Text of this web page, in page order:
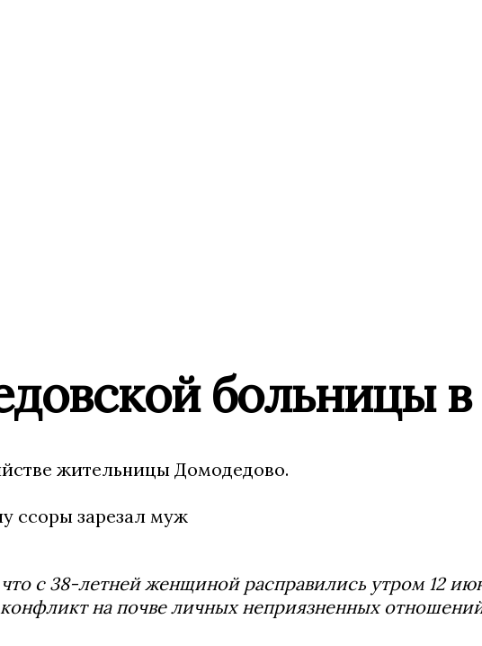
больницы
жительницы Домодедово.
с 38-летней женщиной расправились утром 12
на почве личных неприязненных